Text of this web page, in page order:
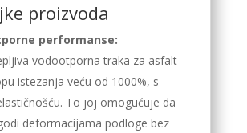
proizvoda
performanse:
vodootporna traka za asfalt
istezanja veću od 1000%, s
To joj omogućuje da
deformacijama podloge bez